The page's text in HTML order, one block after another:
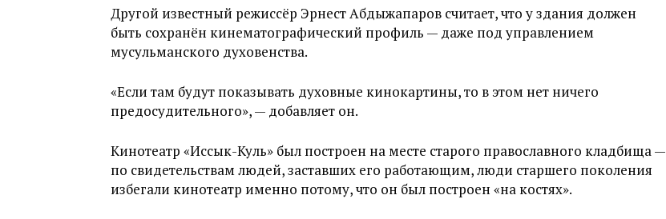
Другой известный режиссёр Эрнест Абдыжапаров считает, что у здания должен
быть сохранён кинематографический профиль — даже под управлением
мусульманского духовенства.
«Если там будут показывать духовные кинокартины, то в этом нет ничего
предосудительного», — добавляет он.
Кинотеатр «Иссык-Куль» был построен на месте старого православного кладбища —
по свидетельствам людей, заставших его работающим, люди старшего поколения
избегали кинотеатр именно потому, что он был построен «на костях».